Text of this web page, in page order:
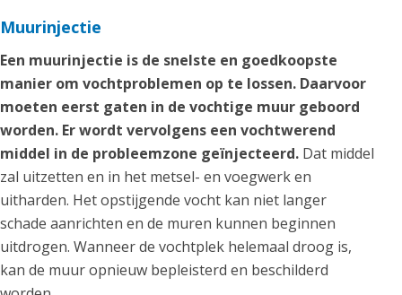
Muurinjectie
Een muurinjectie is de snelste en goedkoopste
manier om vochtproblemen op te lossen. Daarvoor
moeten eerst gaten in de vochtige muur geboord
worden. Er wordt vervolgens een vochtwerend
middel in de probleemzone geïnjecteerd. Dat middel
zal uitzetten en in het metsel- en voegwerk en
uitharden. Het opstijgende vocht kan niet langer
schade aanrichten en de muren kunnen beginnen
uitdrogen. Wanneer de vochtplek helemaal droog is,
kan de muur opnieuw bepleisterd en beschilderd